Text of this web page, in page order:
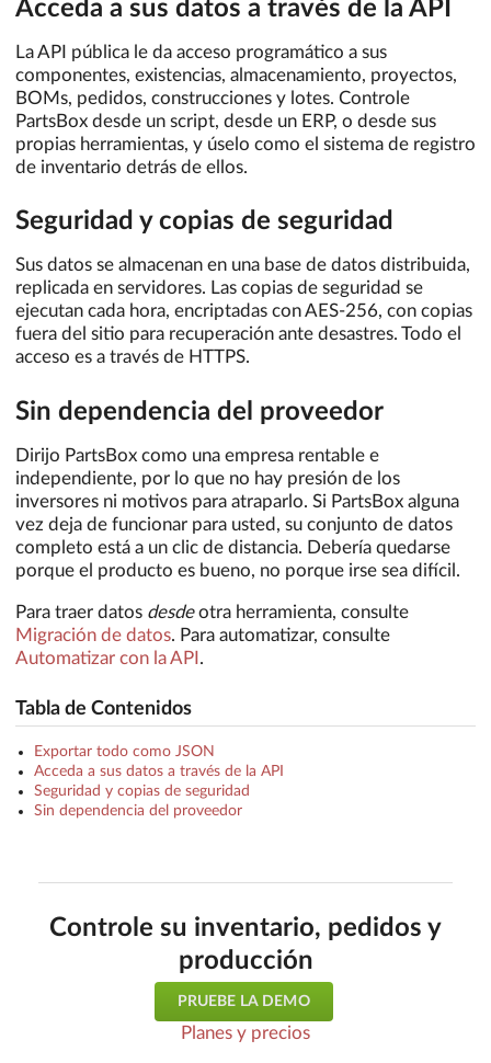
Acceda a sus datos a través de la API
La API pública le da acceso programático a sus
componentes, existencias, almacenamiento, proyectos,
BOMs, pedidos, construcciones y lotes. Controle
PartsBox desde un script, desde un ERP, o desde sus
propias herramientas, y úselo como el sistema de registro
de inventario detrás de ellos.
Seguridad y copias de seguridad
Sus datos se almacenan en una base de datos distribuida,
replicada en servidores. Las copias de seguridad se
ejecutan cada hora, encriptadas con AES-256, con copias
fuera del sitio para recuperación ante desastres. Todo el
acceso es a través de HTTPS.
Sin dependencia del proveedor
Dirijo PartsBox como una empresa rentable e
independiente, por lo que no hay presión de los
inversores ni motivos para atraparlo. Si PartsBox alguna
vez deja de funcionar para usted, su conjunto de datos
completo está a un clic de distancia. Debería quedarse
porque el producto es bueno, no porque irse sea difícil.
Para traer datos desdeotra herramienta, consulte
Migración de datos. Para automatizar, consulte
Automatizar con la API .
Tabla de Contenidos
Exportar todo como JSON
Acceda a sus datos a través de la API
Seguridad y copias de seguridad
Sin dependencia del proveedor
Controle su inventario, pedidos y
producción
PRUEBE LA DEMO
Planes y precios